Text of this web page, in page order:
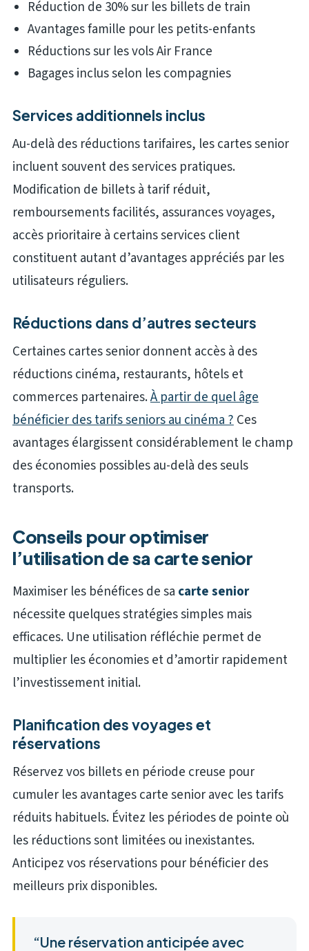
Réduction de 30% sur les billets de train
Avantages famille pour les petits-enfants
Réductions sur les vols Air France
Bagages inclus selon les compagnies
Services additionnels inclus
Au-delà des réductions tarifaires, les cartes senior
incluent souvent des services pratiques.
Modification de billets à tarif réduit,
remboursements facilités, assurances voyages,
accès prioritaire à certains services client
constituent autant d’avantages appréciés par les
utilisateurs réguliers.
Réductions dans d’autres secteurs
Certaines cartes senior donnent accès à des
réductions cinéma, restaurants, hôtels et
commerces partenaires.À partir de quel âge
bénéficier des tarifs seniors au cinéma ?Ces
avantages élargissent considérablement le champ
des économies possibles au-delà des seuls
transports.
Conseils pour optimiser
l’utilisation de sa carte senior
Maximiser les bénéfices de sa carte senior
nécessite quelques stratégies simples mais
efficaces. Une utilisation réfléchie permet de
multiplier les économies et d’amortir rapidement
l’investissement initial.
Planification des voyages et
réservations
Réservez vos billets en période creuse pour
cumuler les avantages carte senior avec les tarifs
réduits habituels. Évitez les périodes de pointe où
les réductions sont limitées ou inexistantes.
Anticipez vos réservations pour bénéficier des
meilleurs prix disponibles.
“Une réservation anticipée avec